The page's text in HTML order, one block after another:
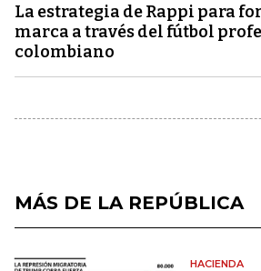
La estrategia de Rappi para
marca a través del fútbol
colombiano
MÁS DE LA REPÚBLICA
HACIENDA